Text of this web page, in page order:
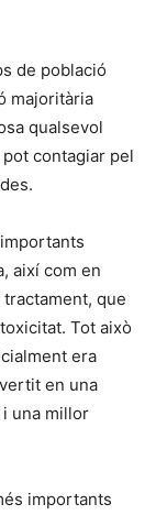
de població
majoritària
qualsevol
contagiar pel
així com en
que
Tot això
era
en una
una millor
importants